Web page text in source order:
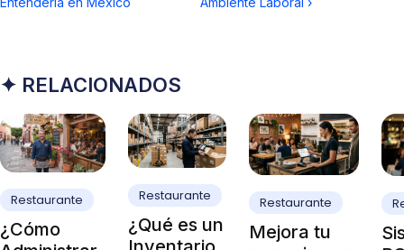
✦ RELACIONADOS
Restaurante
¿Cómo
Restaurante
¿Qué es un
Restaurante
Mejora tu